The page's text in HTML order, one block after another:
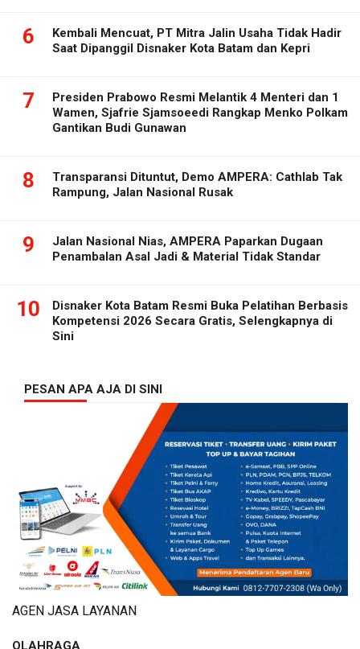
6
Kembali Mencuat, PT Mitra Jalin Usaha Tidak Hadir
Saat Dipanggil Disnaker Kota Batam dan Kepri
7
Presiden Prabowo Resmi Melantik 4 Menteri dan 1
Wamen, Sjafrie Sjamsoeedi Rangkap Menko Polkam
Gantikan Budi Gunawan
8
Transparansi Dituntut, Demo AMPERA: Cathlab Tak
Rampung, Jalan Nasional Rusak
9
Jalan Nasional Nias, AMPERA Paparkan Dugaan
Penambalan Asal Jadi & Material Tidak Standar
10
Disnaker Kota Batam Resmi Buka Pelatihan Berbasis
Kompetensi 2026 Secara Gratis, Selengkapnya di
Sini
PESAN APA AJA DI SINI
AGEN JASA LAYANAN
OLAHRAGA